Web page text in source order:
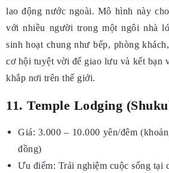
lao động nước ngoài. Mô hình này
với nhiều người trong một ngôi nhà
sinh hoạt chung như bếp, phòng
cơ hội tuyệt vời để giao lưu và kết bạn
khắp nơi trên thế giới.
11. Temple Lodging
Giá: 3.000 – 10.000 yên/đêm
đồng)
Ưu điểm: Trải nghiệm cuộc sống tại